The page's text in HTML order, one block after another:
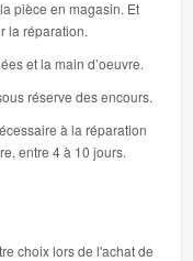
pièce en magasin. Et
la réparation.
et la main d’oeuvre.
réserve des encours.
à la réparation
entre 4 à 10 jours.
choix lors de l'achat de